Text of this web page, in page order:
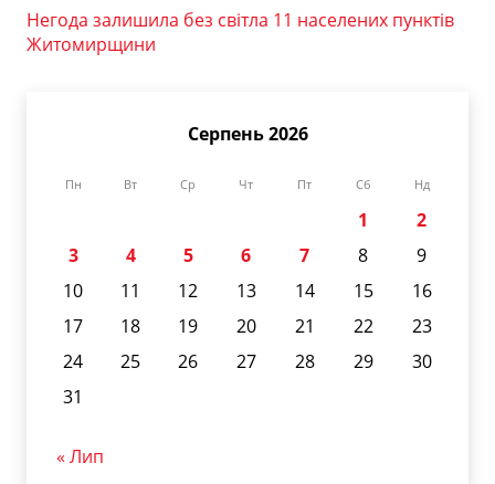
Негода залишила без світла 11 населених пунктів
Житомирщини
Серпень 2026
Пн Вт Ср Чт Пт Сб Нд
1
2
3
4 5 6 7 8
9
10
11 12 13 14 15
16
17
18 19 20 21 22
23
24
25 26 27 28 29
30
31
« Лип